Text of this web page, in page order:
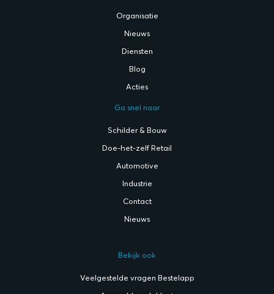
Organisatie
Nieuws
Diensten
Blog
Acties
Ga snel naar
Schilder & Bouw
Doe-het-zelf Retail
Automotive
Industrie
Contact
Nieuws
Bekijk ook
Veelgestelde vragen Bestelapp